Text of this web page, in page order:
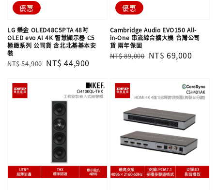
優惠
LG 樂金 OLED48C5PTA 48吋
OLED evo AI 4K 智慧顯示器 C5
極緻系列 公司貨 含北北基基本安
裝
Regular
NT$ 54,900 Sale
NT$ 44,900
優惠
Cambridge Audio EVO150 All-
in-One 串流綜合擴大機 台灣公司
貨 兩年保固
Regular
NT$ 89,000 Sale
NT$ 69,000